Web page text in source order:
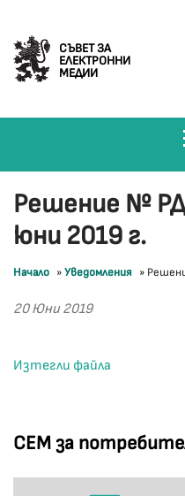
СЪВЕТ ЗА
ЕЛЕКТРОННИ
МЕДИИ
СЕМ за
Решение №
юни 2019 г.
Начало »Уведомления »
20 Юни 2019
Изтегли файла